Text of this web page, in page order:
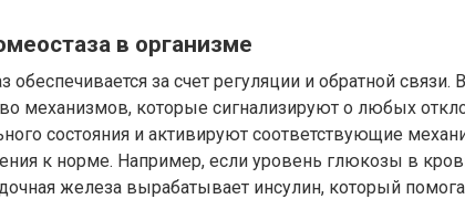
в организме
обеспечивается за счет регуляции и обратной связи.
механизмов, которые сигнализируют о любых
состояния и активируют соответствующие
к норме. Например, если уровень глюкозы в
железа вырабатывает инсулин, который